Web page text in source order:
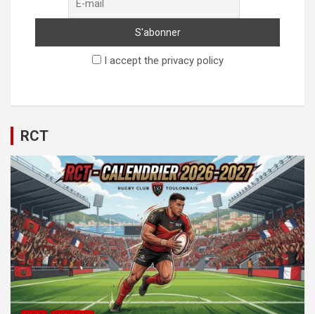
I accept the privacy policy
RCT